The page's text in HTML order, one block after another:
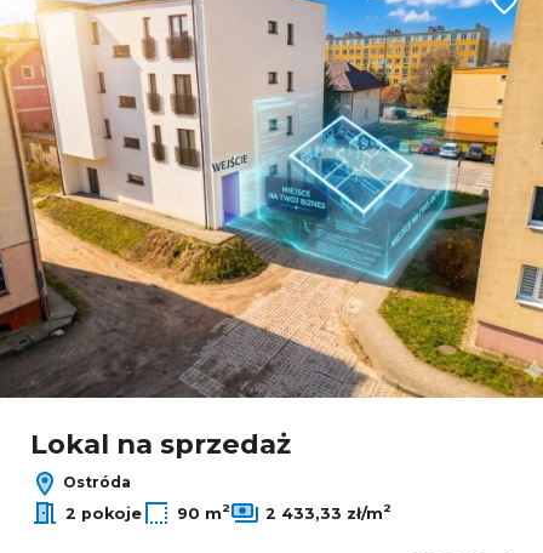
Lokal na sprzedaż
Ostróda
2 pokoje
90 m2 2 433,33 zł/m2